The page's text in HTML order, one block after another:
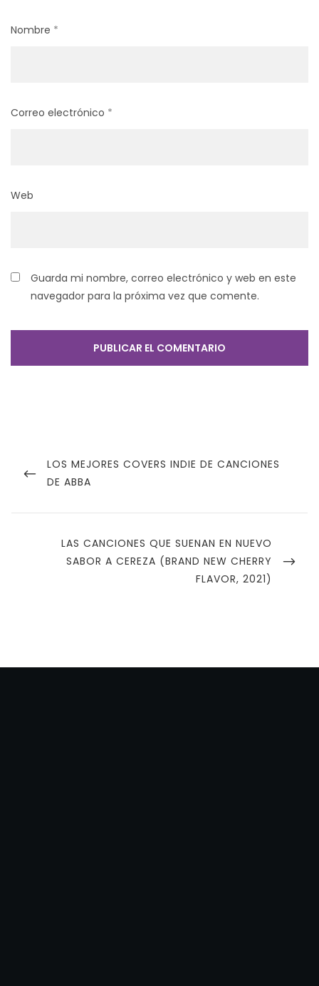
Nombre *
Correo electrónico *
Web
Guarda mi nombre, correo electrónico y web en este
navegador para la próxima vez que comente.
de
entradas
PREVIOUS
POST
LOS MEJORES COVERS INDIE DE CANCIONES
DE ABBA
NEXT
POST
LAS CANCIONES QUE SUENAN EN NUEVO
SABOR A CEREZA (BRAND NEW CHERRY
FLAVOR, 2021)